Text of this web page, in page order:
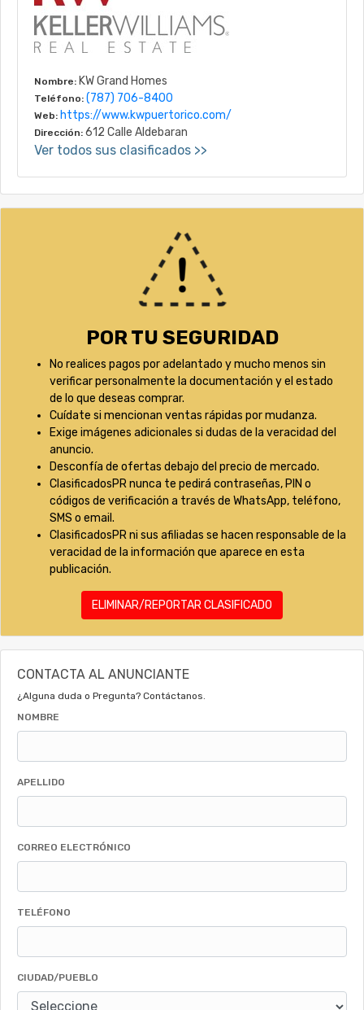
Nombre: KW Grand Homes
Teléfono: (787) 706-8400
Web: https://www.kwpuertorico.com/
Dirección: 612 Calle Aldebaran
Ver todos sus clasificados >>
POR TU SEGURIDAD
No realices pagos por adelantado y mucho menos sin
verificar personalmente la documentación y el estado
de lo que deseas comprar.
Cuídate si mencionan ventas rápidas por mudanza.
Exige imágenes adicionales si dudas de la veracidad del
anuncio.
Desconfía de ofertas debajo del precio de mercado.
ClasificadosPR nunca te pedirá contraseñas, PIN o
códigos de verificación a través de WhatsApp, teléfono,
SMS o email.
ClasificadosPR ni sus afiliadas se hacen responsable de la
veracidad de la información que aparece en esta
publicación.
ELIMINAR/REPORTAR CLASIFICADO
CONTACTA AL ANUNCIANTE
¿Alguna duda o Pregunta? Contáctanos.
NOMBRE
APELLIDO
CORREO ELECTRÓNICO
TELÉFONO
CIUDAD/PUEBLO